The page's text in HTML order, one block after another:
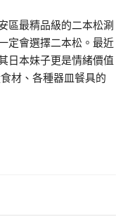
區最精品級的二本松涮
定會選擇二本松。最近
日本妹子更是情緒價值
材、各種器皿餐具的